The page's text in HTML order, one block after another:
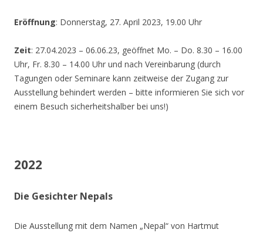
Eröffnung: Donnerstag, 27. April 2023, 19.00 Uhr
Zeit: 27.04.2023 – 06.06.23, geöffnet Mo. – Do. 8.30 – 16.00
Uhr, Fr. 8.30 – 14.00 Uhr und nach Vereinbarung (durch
Tagungen oder Seminare kann zeitweise der Zugang zur
Ausstellung behindert werden – bitte informieren Sie sich vor
einem Besuch sicherheitshalber bei uns!)
2022
Die Gesichter Nepals
Die Ausstellung mit dem Namen „Nepal“ von Hartmut